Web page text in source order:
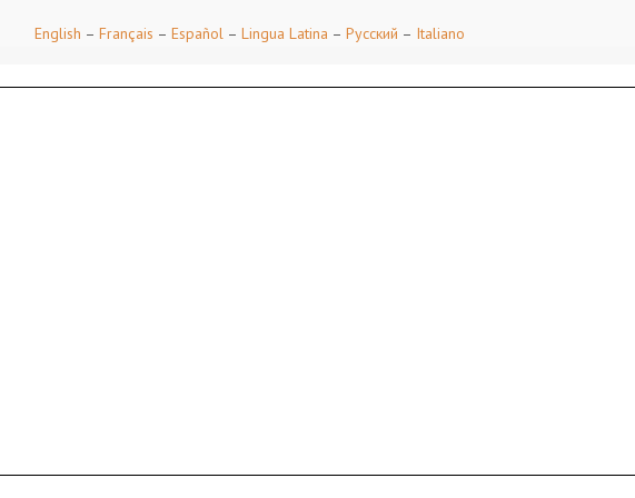
English – Français – Español – Lingua Latina – Русский – Italiano